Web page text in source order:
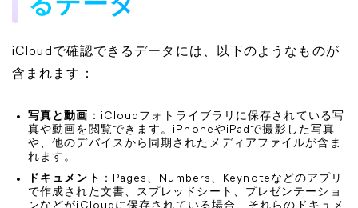
るデータ
iCloudで確認できるデータには、以下のようなものが
含まれます：
写真と動画 ：iCloudフォトライブラリに保存されている写
真や動画を閲覧できます。iPhoneやiPadで撮影した写真
や、他のデバイスから同期されたメディアファイルが含ま
れます。
ドキュメント ：Pages、Numbers、Keynoteなどのアプリ
で作成された文書、スプレッドシート、プレゼンテーショ